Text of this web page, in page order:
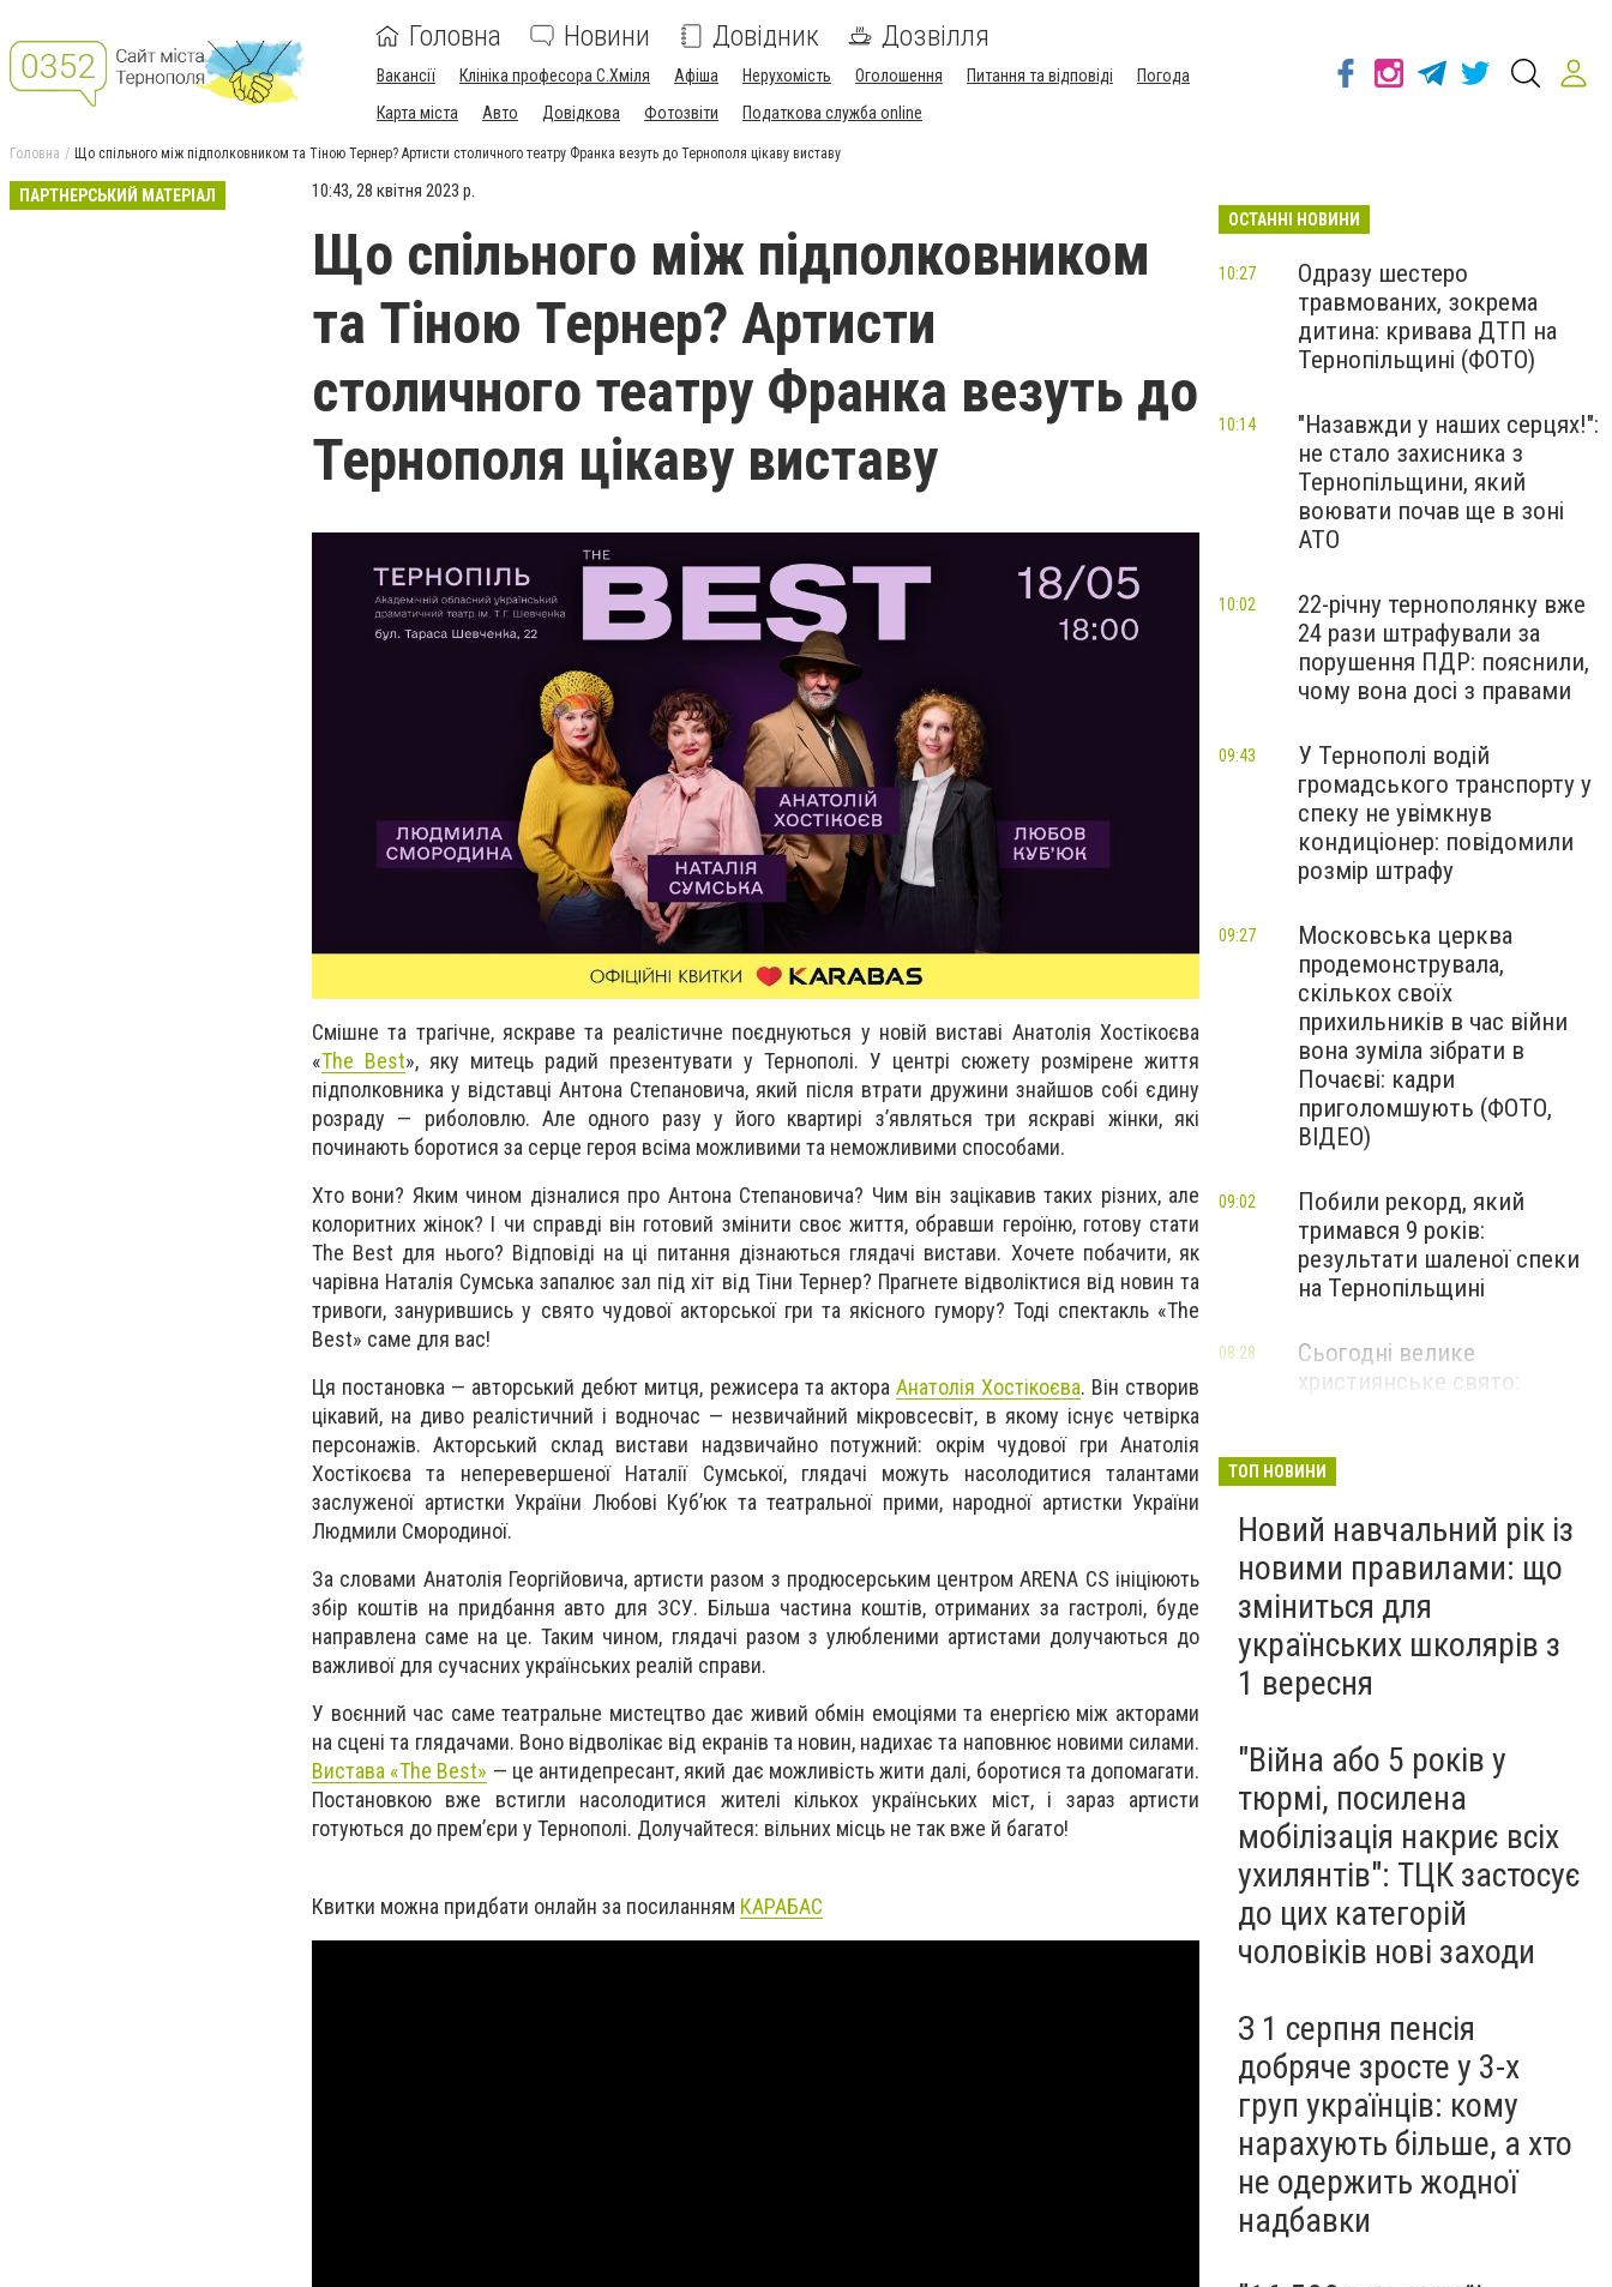
Головна Новини Довідник Дозвілля
Вакансії Клініка професора С.Хміля Афіша Нерухомість Оголошення Питання та відповіді
Погода
Карта міста
Авто Довідкова Фотозвіти Податкова служба online
Головна Що спільного між підполковником та Тіною Тернер? Артисти столичного театру Франка везуть до Тернополя цікаву виставу
ПАРТНЕРСЬКИЙ МАТЕРІАЛ 10:43, 28 квітня 2023 р.
Що спільного між підполковником
та Тіною Тернер? Артисти
столичного театру Франка везуть до
Тернополя цікаву виставу
Смішне та трагічне, яскраве та реалістичне поєднуються у новій виставі Анатолія Хостікоєва
«The Best», яку митець радий презентувати у Тернополі. У центрі сюжету розмірене життя
підполковника у відставці Антона Степановича, який після втрати дружини знайшов собі єдину
розраду — риболовлю. Але одного разу у його квартирі з’являться три яскраві жінки, які
починають боротися за серце героя всіма можливими та неможливими способами.
Хто вони? Яким чином дізналися про Антона Степановича? Чим він зацікавив таких різних, але
колоритних жінок? І чи справді він готовий змінити своє життя, обравши героїню, готову стати
The Best для нього? Відповіді на ці питання дізнаються глядачі вистави. Хочете побачити, як
чарівна Наталія Сумська запалює зал під хіт від Тіни Тернер? Прагнете відволіктися від новин та
тривоги, занурившись у свято чудової акторської гри та якісного гумору? Тоді спектакль «The
Best» саме для вас!
Ця постановка — авторський дебют митця, режисера та актора Анатолія Хостікоєва. Він створив
цікавий, на диво реалістичний і водночас — незвичайний мікровсесвіт, в якому існує четвірка
персонажів. Акторський склад вистави надзвичайно потужний: окрім чудової гри Анатолія
Хостікоєва та неперевершеної Наталії Сумської, глядачі можуть насолодитися талантами
заслуженої артистки України Любові Куб’юк та театральної прими, народної артистки України
Людмили Смородиної.
За словами Анатолія Георгійовича, артисти разом з продюсерським центром ARENA CS ініціюють
збір коштів на придбання авто для ЗСУ. Більша частина коштів, отриманих за гастролі, буде
направлена саме на це. Таким чином, глядачі разом з улюбленими артистами долучаються до
важливої для сучасних українських реалій справи.
У воєнний час саме театральне мистецтво дає живий обмін емоціями та енергією між акторами
на сцені та глядачами. Воно відволікає від екранів та новин, надихає та наповнює новими силами.
Вистава «The Best» — це антидепресант, який дає можливість жити далі, боротися та допомагати.
Постановкою вже встигли насолодитися жителі кількох українських міст, і зараз артисти
готуються до прем’єри у Тернополі. Долучайтеся: вільних місць не так вже й багато!
Квитки можна придбати онлайн за посиланням КАРАБАС
ОСТАННІ НОВИНИ
Одразу шестеро
травмованих, зокрема
дитина: кривава ДТП на
Тернопільщині (ФОТО)
10:27
"Назавжди у наших серцях!":
не стало захисника з
Тернопільщини, який
воювати почав ще в зоні
АТО
10:14
22-річну тернополянку вже
24 рази штрафували за
порушення ПДР: пояснили,
чому вона досі з правами
10:02
У Тернополі водій
громадського транспорту у
спеку не увімкнув
кондиціонер: повідомили
розмір штрафу
09:43
Московська церква
продемонструвала,
скількох своїх
прихильників в час війни
вона зуміла зібрати в
Почаєві: кадри
приголомшують (ФОТО,
ВІДЕО)
09:27
Побили рекорд, який
тримався 9 років:
результати шаленої спеки
на Тернопільщині
09:02
Сьогодні велике
християнське свято:
08:28
України ідуть дощі, грози та
сильний вітер
ТОП НОВИНИ
Новий навчальний рік із
новими правилами: що
зміниться для
українських школярів з
1 вересня
"Війна або 5 років у
тюрмі, посилена
мобілізація накриє всіх
ухилянтів": ТЦК застосує
до цих категорій
чоловіків нові заходи
З 1 серпня пенсія
добряче зросте у 3-х
груп українців: кому
нарахують більше, а хто
не одержить жодної
надбавки